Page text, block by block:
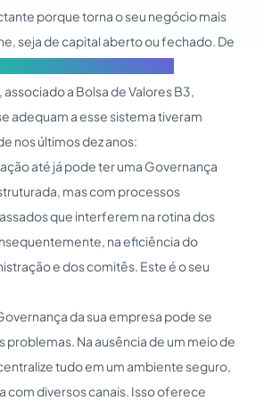
porque torna o seu negócio mais
seja de capital aberto ou fechado. De
, associado a Bolsa de Valores B3,
adequam a esse sistema tiveram
nos últimos dez anos:
até já pode ter uma Governança
mas com processos
que interferem na rotina dos
na eficiência do
e dos comitês. Este é o seu
da sua empresa pode se
problemas. Na ausência de um meio de
tudo em um ambiente seguro,
com diversos canais. Isso oferece